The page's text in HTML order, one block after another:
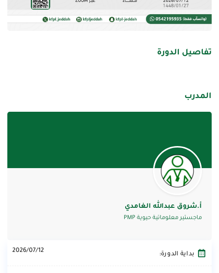
تفاصيل الدورة
المدرب
أ.شروق عبدالله الغامدي
ماجستير معلوماتية حيوية PMP
بداية الدورة: 2026/07/12